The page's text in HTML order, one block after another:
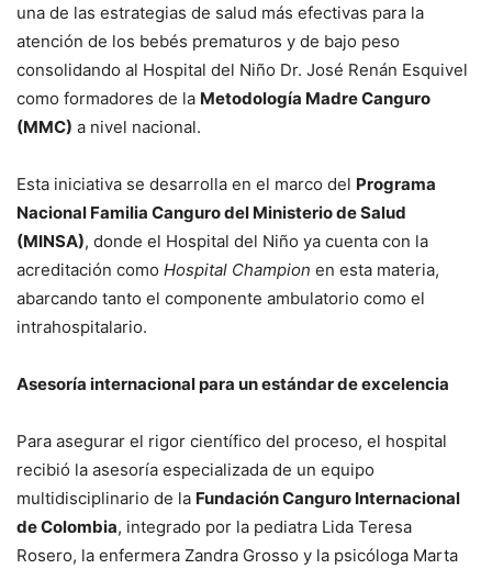
una de las estrategias de salud más efectivas para la
atención de los bebés prematuros y de bajo peso
consolidando al Hospital del Niño Dr. José Renán Esquivel
como formadores de la Metodología Madre Canguro
(MMC) a nivel nacional.
Esta iniciativa se desarrolla en el marco del Programa
Nacional Familia Canguro del Ministerio de Salud
(MINSA), donde el Hospital del Niño ya cuenta con la
acreditación como Hospital Champion en esta materia,
abarcando tanto el componente ambulatorio como el
intrahospitalario.
Asesoría internacional para un estándar de excelencia
Para asegurar el rigor científico del proceso, el hospital
recibió la asesoría especializada de un equipo
multidisciplinario de la Fundación Canguro Internacional
de Colombia, integrado por la pediatra Lida Teresa
Rosero, la enfermera Zandra Grosso y la psicóloga Marta